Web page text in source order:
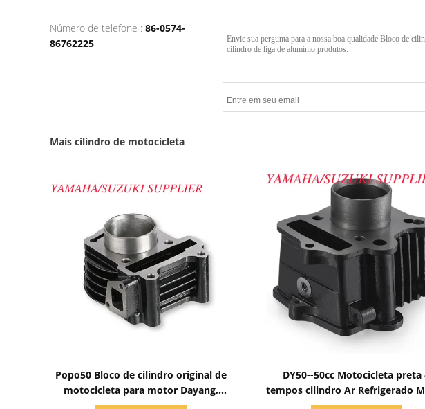
Número de telefone : 86-0574-
86762225
Mais cilindro de motocicleta
Popo50 Bloco de cilindro original de
motocicleta para motor Dayang,
componente de ferro
DY50--50cc Motocicleta preta
tempos cilindro Ar Refrigerado
39mm Diâmetro de furo